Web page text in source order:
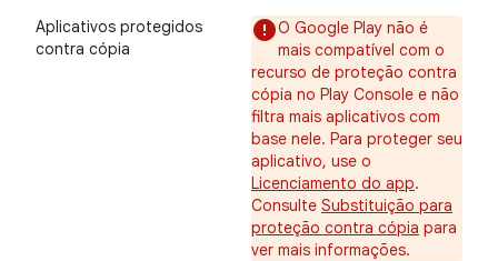
Aplicativos protegidos
contra cópia
O Google Play não é
mais compatível com o
recurso de proteção contra
cópia no Play Console e não
filtra mais aplicativos com
base nele. Para proteger seu
aplicativo, use o
Licenciamento do app.
Consulte Substituição para
proteção contra cópia para
ver mais informações.